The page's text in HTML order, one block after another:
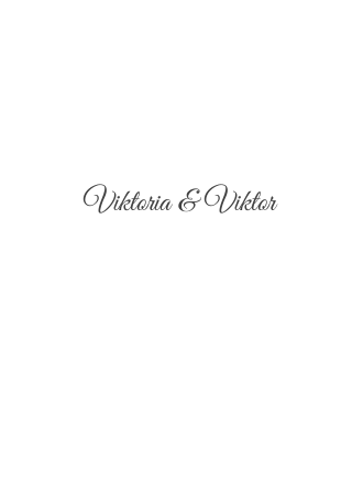
Viktoria & Viktor